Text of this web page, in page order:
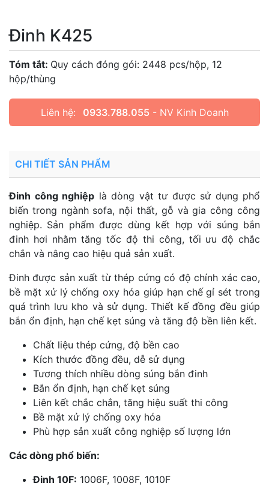
Đinh K425
Tóm tắt: Quy cách đóng gói: 2448 pcs/hộp, 12
hộp/thùng
Liên hệ: 0933.788.055- NV Kinh Doanh
CHI TIẾT SẢN PHẨM
Đinh công nghiệp là dòng vật tư được sử dụng phổ
biến trong ngành sofa, nội thất, gỗ và gia công công
nghiệp. Sản phẩm được dùng kết hợp với súng bắn
đinh hơi nhằm tăng tốc độ thi công, tối ưu độ chắc
chắn và nâng cao hiệu quả sản xuất.
Đinh được sản xuất từ thép cứng có độ chính xác cao,
bề mặt xử lý chống oxy hóa giúp hạn chế gỉ sét trong
quá trình lưu kho và sử dụng. Thiết kế đồng đều giúp
bắn ổn định, hạn chế kẹt súng và tăng độ bền liên kết.
Chất liệu thép cứng, độ bền cao
Kích thước đồng đều, dễ sử dụng
Tương thích nhiều dòng súng bắn đinh
Bắn ổn định, hạn chế kẹt súng
Liên kết chắc chắn, tăng hiệu suất thi công
Bề mặt xử lý chống oxy hóa
Phù hợp sản xuất công nghiệp số lượng lớn
Các dòng phổ biến:
Đinh 10F: 1006F, 1008F, 1010F